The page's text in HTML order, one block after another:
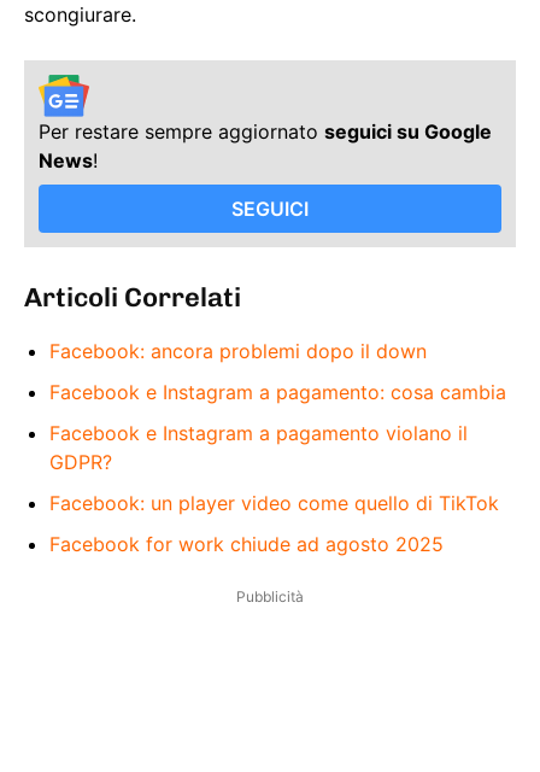
scongiurare.
Per restare sempre aggiornato seguici su Google
News!
SEGUICI
Articoli Correlati
Facebook: ancora problemi dopo il down
Facebook e Instagram a pagamento: cosa cambia
Facebook e Instagram a pagamento violano il
GDPR?
Facebook: un player video come quello di TikTok
Facebook for work chiude ad agosto 2025
Pubblicità